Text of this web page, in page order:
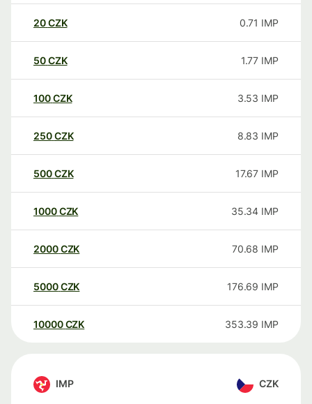
20CZK 0.71 IMP
50CZK 1.77 IMP
100CZK 3.53 IMP
250CZK 8.83 IMP
500CZK 17.67 IMP
1000CZK 35.34 IMP
2000CZK 70.68 IMP
5000CZK 176.69 IMP
10000 CZK 353.39 IMP
IMP CZK